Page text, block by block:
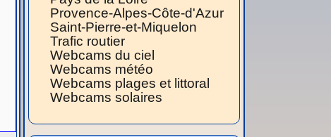
Provence-Alpes-Côte-d'Azur
Saint-Pierre-et-Miquelon
Trafic routier
Webcams du ciel
Webcams météo
Webcams plages et littoral
Webcams solaires